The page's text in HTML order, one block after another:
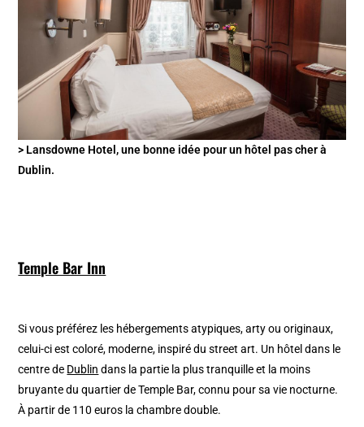
> Lansdowne Hotel, une bonne idée pour un hôtel pas cher à
Dublin.
Temple Bar Inn
Si vous préférez les hébergements atypiques, arty ou originaux,
celui-ci est coloré, moderne, inspiré du street art. Un hôtel dans le
centre de Dublin dans la partie la plus tranquille et la moins
bruyante du quartier de Temple Bar, connu pour sa vie nocturne.
À partir de 110 euros la chambre double.